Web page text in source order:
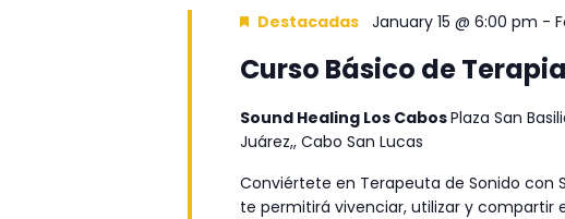
Eventos
Destacadas January 15 @ 6:00 pm -
Curso Básico de
Sound Healing Los CabosPlaza San
Juárez,, Cabo San Lucas
Conviértete en Terapeuta de Sonido con
te permitirá vivenciar, utilizar y compartir